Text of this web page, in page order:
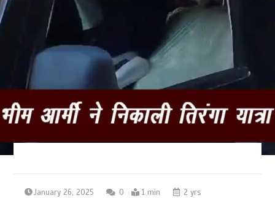
January 26, 2025 0 1 min 2 yrs